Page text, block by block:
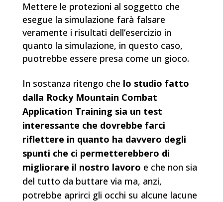
Mettere le protezioni al soggetto che
esegue la simulazione farà falsare
veramente i risultati dell’esercizio in
quanto la simulazione, in questo caso,
puotrebbe essere presa come un gioco.
In sostanza ritengo che lo studio fatto
dalla Rocky Mountain Combat
Application Training sia un test
interessante che dovrebbe farci
riflettere in quanto ha davvero degli
spunti che ci permetterebbero di
migliorare il nostro lavoro e che non sia
del tutto da buttare via ma, anzi,
potrebbe aprirci gli occhi su alcune lacune